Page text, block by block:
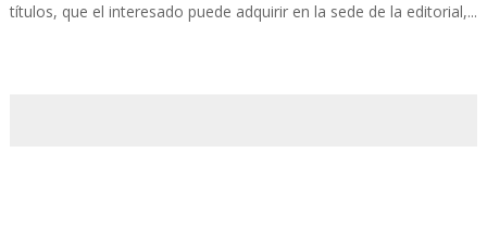
títulos, que el interesado puede adquirir en la sede de la editorial,...